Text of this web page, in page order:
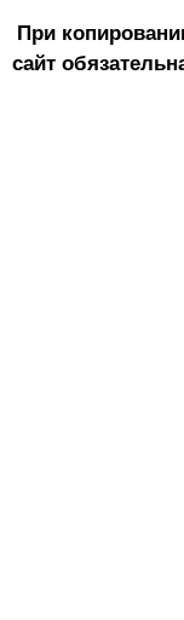
При
сайт